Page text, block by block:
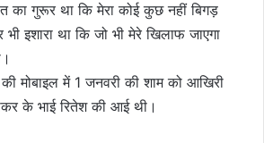
का गुरूर था कि मेरा कोई कुछ नहीं बिगड़
इशारा था कि जो भी मेरे खिलाफ जाएगा
मोबाइल में 1 जनवरी की शाम को आखिरी
के भाई रितेश की आई थी।